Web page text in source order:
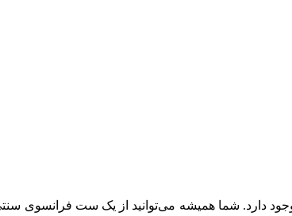
وجود دارد. شما همیشه می‌توانید از یک ست فرانسوی